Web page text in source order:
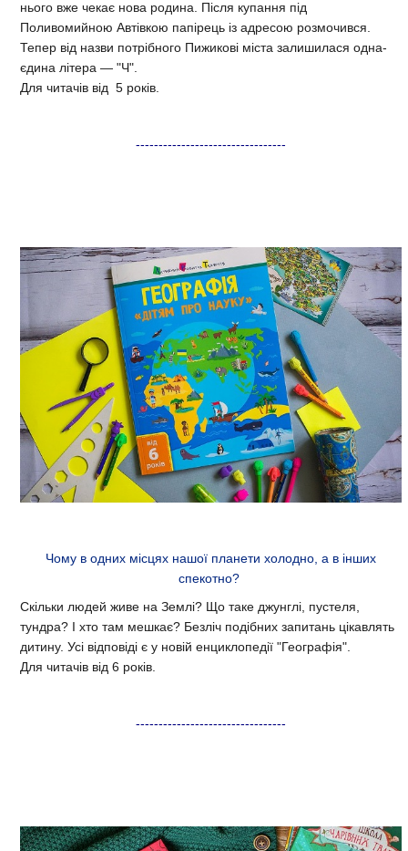
нього вже чекає нова родина. Після купання під
Поливомийною Автівкою папірець із адресою розмочився.
Тепер від назви потрібного Пижикові міста залишилася одна-
єдина літера — "Ч".
Для читачів від 5 років.
---------------------------------
Чому в одних місцях нашої планети холодно, а в інших
спекотно?
Скільки людей живе на Землі? Що таке джунглі, пустеля,
тундра? І хто там мешкає? Безліч подібних запитань цікавлять
дитину. Усі відповіді є у новій енциклопедії "Географія".
Для читачів від 6 років.
---------------------------------